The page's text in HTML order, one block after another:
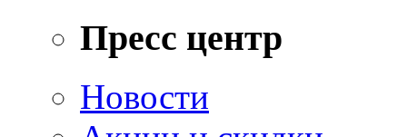
Пресс центр
Новости